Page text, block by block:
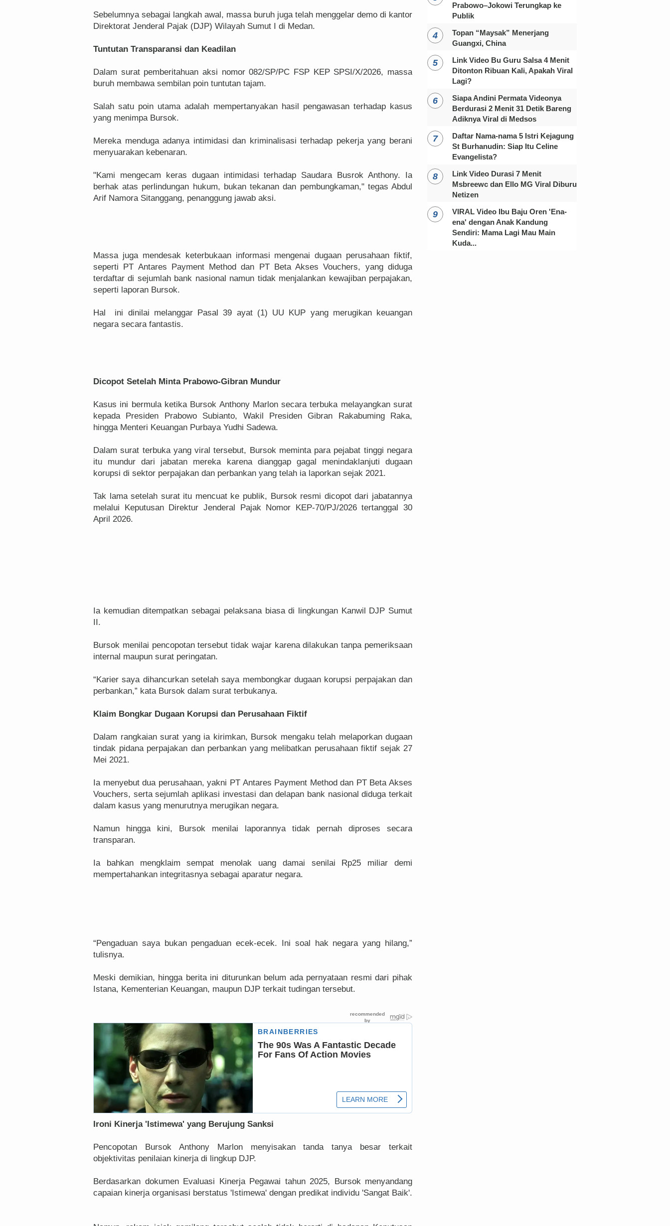
Sebelumnya sebagai langkah awal, massa buruh juga telah menggelar demo di kantor
Direktorat Jenderal Pajak (DJP) Wilayah Sumut I di Medan.
Tuntutan Transparansi dan Keadilan
Dalam surat pemberitahuan aksi nomor 082/SP/PC FSP KEP SPSI/X/2026, massa
buruh membawa sembilan poin tuntutan tajam.
Salah satu poin utama adalah mempertanyakan hasil pengawasan terhadap kasus
yang menimpa Bursok.
Mereka menduga adanya intimidasi dan kriminalisasi terhadap pekerja yang berani
menyuarakan kebenaran.
"Kami mengecam keras dugaan intimidasi terhadap Saudara Busrok Anthony. Ia
berhak atas perlindungan hukum, bukan tekanan dan pembungkaman," tegas Abdul
Arif Namora Sitanggang, penanggung jawab aksi.
Massa juga mendesak keterbukaan informasi mengenai dugaan perusahaan fiktif,
seperti PT Antares Payment Method dan PT Beta Akses Vouchers, yang diduga
terdaftar di sejumlah bank nasional namun tidak menjalankan kewajiban perpajakan,
seperti laporan Bursok.
Hal ini dinilai melanggar Pasal 39 ayat (1) UU KUP yang merugikan keuangan
negara secara fantastis.
Dicopot Setelah Minta Prabowo-Gibran Mundur
Kasus ini bermula ketika Bursok Anthony Marlon secara terbuka melayangkan surat
kepada Presiden Prabowo Subianto, Wakil Presiden Gibran Rakabuming Raka,
hingga Menteri Keuangan Purbaya Yudhi Sadewa.
Dalam surat terbuka yang viral tersebut, Bursok meminta para pejabat tinggi negara
itu mundur dari jabatan mereka karena dianggap gagal menindaklanjuti dugaan
korupsi di sektor perpajakan dan perbankan yang telah ia laporkan sejak 2021.
Tak lama setelah surat itu mencuat ke publik, Bursok resmi dicopot dari jabatannya
melalui Keputusan Direktur Jenderal Pajak Nomor KEP-70/PJ/2026 tertanggal 30
April 2026.
Ia kemudian ditempatkan sebagai pelaksana biasa di lingkungan Kanwil DJP Sumut
II.
Bursok menilai pencopotan tersebut tidak wajar karena dilakukan tanpa pemeriksaan
internal maupun surat peringatan.
“Karier saya dihancurkan setelah saya membongkar dugaan korupsi perpajakan dan
perbankan,” kata Bursok dalam surat terbukanya.
Klaim Bongkar Dugaan Korupsi dan Perusahaan Fiktif
Dalam rangkaian surat yang ia kirimkan, Bursok mengaku telah melaporkan dugaan
tindak pidana perpajakan dan perbankan yang melibatkan perusahaan fiktif sejak 27
Mei 2021.
Ia menyebut dua perusahaan, yakni PT Antares Payment Method dan PT Beta Akses
Vouchers, serta sejumlah aplikasi investasi dan delapan bank nasional diduga terkait
dalam kasus yang menurutnya merugikan negara.
Namun hingga kini, Bursok menilai laporannya tidak pernah diproses secara
transparan.
Ia bahkan mengklaim sempat menolak uang damai senilai Rp25 miliar demi
mempertahankan integritasnya sebagai aparatur negara.
“Pengaduan saya bukan pengaduan ecek-ecek. Ini soal hak negara yang hilang,”
tulisnya.
Meski demikian, hingga berita ini diturunkan belum ada pernyataan resmi dari pihak
Istana, Kementerian Keuangan, maupun DJP terkait tudingan tersebut.
Ironi Kinerja 'Istimewa' yang Berujung Sanksi
Pencopotan Bursok Anthony Marlon menyisakan tanda tanya besar terkait
objektivitas penilaian kinerja di lingkup DJP.
Berdasarkan dokumen Evaluasi Kinerja Pegawai tahun 2025, Bursok menyandang
capaian kinerja organisasi berstatus 'Istimewa' dengan predikat individu 'Sangat Baik'.
Prabowo–Jokowi Terungkap ke
Publik
Topan “Maysak” Menerjang
Guangxi, China
Link Video Bu Guru Salsa 4 Menit
Ditonton Ribuan Kali, Apakah Viral
Lagi?
Siapa Andini Permata Videonya
Berdurasi 2 Menit 31 Detik Bareng
Adiknya Viral di Medsos
Daftar Nama-nama 5 Istri Kejagung
St Burhanudin: Siap Itu Celine
Evangelista?
Link Video Durasi 7 Menit
Msbreewc dan Ello MG Viral Diburu
Netizen
VIRAL Video Ibu Baju Oren 'Ena-
ena' dengan Anak Kandung
Sendiri: Mama Lagi Mau Main
Kuda...